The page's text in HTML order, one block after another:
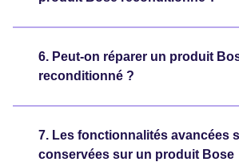
6. Peut-on réparer un produit
reconditionné ?
7. Les fonctionnalités avancées
conservées sur un produit Bose